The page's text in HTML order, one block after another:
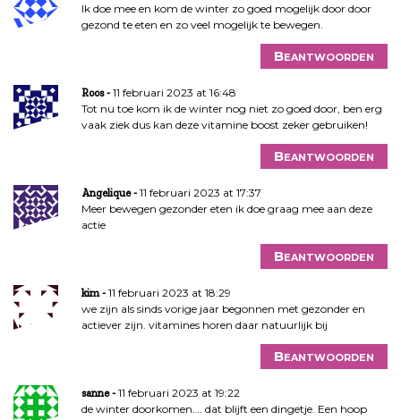
Ik doe mee en kom de winter zo goed mogelijk door door
gezond te eten en zo veel mogelijk te bewegen.
Beantwoorden
Roos
11 februari 2023 at 16:48
Tot nu toe kom ik de winter nog niet zo goed door, ben erg
vaak ziek dus kan deze vitamine boost zeker gebruiken!
Beantwoorden
Angelique
11 februari 2023 at 17:37
Meer bewegen gezonder eten ik doe graag mee aan deze
actie
Beantwoorden
kim
11 februari 2023 at 18:29
we zijn als sinds vorige jaar begonnen met gezonder en
actiever zijn. vitamines horen daar natuurlijk bij
Beantwoorden
sanne
11 februari 2023 at 19:22
de winter doorkomen…. dat blijft een dingetje. Een hoop